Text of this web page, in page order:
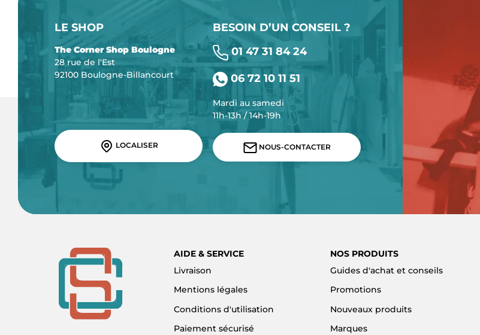
LE SHOP
The Corner Shop Boulogne
28 rue de l'Est
92100 Boulogne-Billancourt
LOCALISER
BESOIN D’UN CONSEIL ?
01 47 31 84 24
06 72 10 11 51
Mardi au samedi
11h-13h / 14h-19h
NOUS-CONTACTER
AIDE & SERVICE
Livraison
Mentions légales
Conditions d'utilisation
Paiement sécurisé
NOS PRODUITS
Guides d'achat et conseils
Promotions
Nouveaux produits
Marques